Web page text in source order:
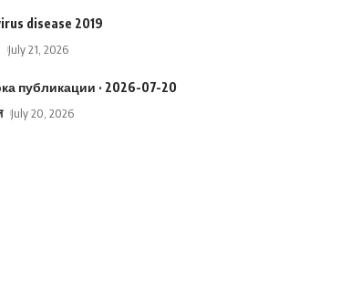
disease 2019
July 21, 2026
публикации · 2026-07-20
July 20, 2026